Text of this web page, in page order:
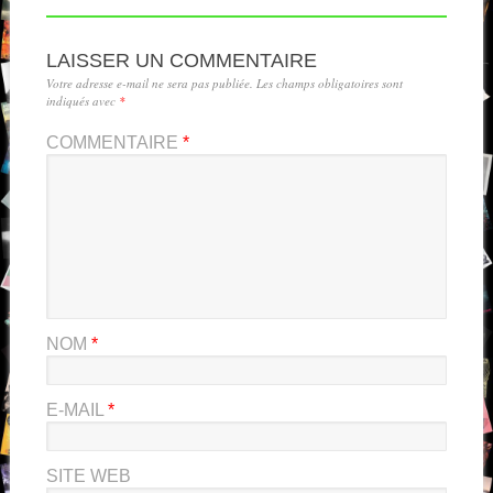
LAISSER UN COMMENTAIRE
Votre adresse e-mail ne sera pas publiée. Les champs obligatoires sont
indiqués avec *
COMMENTAIRE *
NOM *
E-MAIL *
SITE WEB